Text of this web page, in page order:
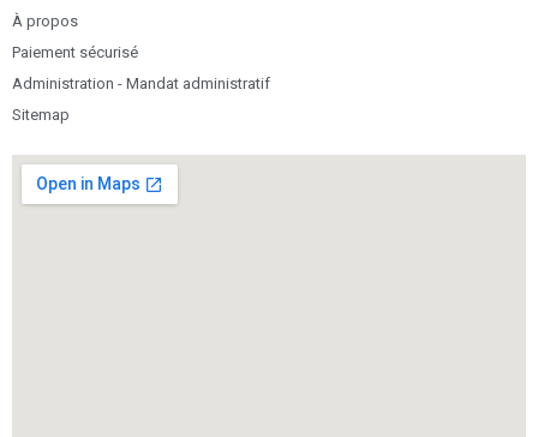
À propos
Paiement sécurisé
Administration - Mandat administratif
Sitemap